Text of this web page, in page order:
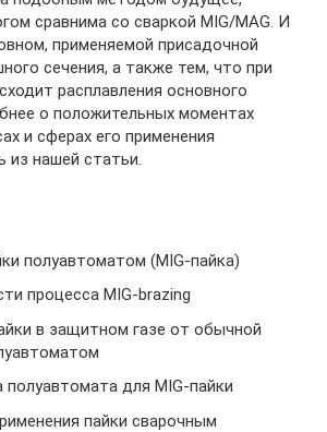
сравнима со сваркой MIG/MAG. И
применяемой присадочной
сечения, а также тем, что при
расплавления основного
о положительных моментах
и сферах его применения
из нашей статьи.
полуавтоматом (MIG-пайка)
процесса MIG-brazing
в защитном газе от обычной
полуавтомата для MIG-пайки
пайки сварочным